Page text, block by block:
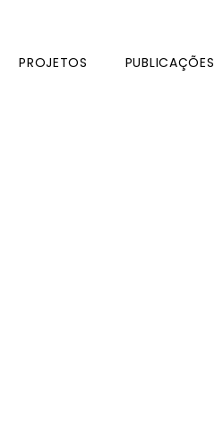
PROJETOS PUBLICAÇÕES